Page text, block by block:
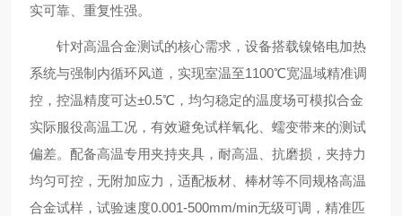
实可靠、重复性强。
针对高温合金测试的核心需求，设备搭载镍铬电加热
系统与强制内循环风道，实现室温至1100℃宽温域精准调
控，控温精度可达±0.5℃，均匀稳定的温度场可模拟合金
实际服役高温工况，有效避免试样氧化、蠕变带来的测试
偏差。配备高温专用夹持夹具，耐高温、抗磨损，夹持力
均匀可控，无附加应力，适配板材、棒材等不同规格高温
合金试样，试验速度0.001-500mm/min无级可调，精准匹